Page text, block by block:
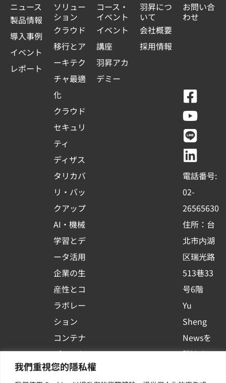
我們重視您的隱私權
ニュース
製品情報
導入事例
イベント
レポート
ソリュー
ション
クラウド
移行とア
ーキテク
チャ最適
化
クラウド
セキュリ
ティ
ディザス
タリカバ
リ・バッ
クアップ
AI・機械
学習とデ
ータ活用
企業の生
産性とコ
ラボレー
ション
コンテナ
プラット
フォーム
コース・
イベント
イベント
講座
羽昇アカ
デミー
羽昇につ
いて
会社概要
採用情報
お問い合
わせ
F
a
c
e
b
o
o
k
-
s
q
u
a
r
e
Y
o
u
t
u
b
e
L
i
n
e
L
i
n
k
e
d
i
n
電話番号:
02-
26565630
住所：台
北市内湖
区瑞光路
513巷33
号6階
Yu
Sheng
Newsを
購読する